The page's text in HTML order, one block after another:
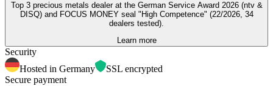
Top 3 precious metals dealer at the German Service Award 2026 (ntv &
DISQ) and FOCUS MONEY seal "High Competence" (22/2026, 34
dealers tested).
Learn more
Security
Hosted in Germany
SSL encrypted
Secure payment